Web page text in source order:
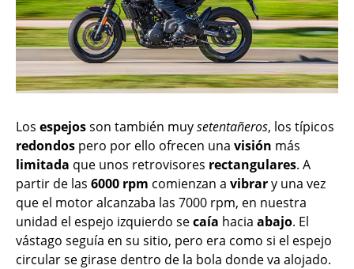
Los espejosson también muysetentañeros, los típicos
redondos pero por ello ofrecen una visión más
limitada que unos retrovisores rectangulares. A
partir de las 6000 rpm comienzan a vibrary una vez
que el motor alcanzaba las 7000 rpm, en nuestra
unidad el espejo izquierdo secaía hacia abajo. El
vástago seguía en su sitio, pero era como si el espejo
circular se girase dentro de la bola donde va alojado.